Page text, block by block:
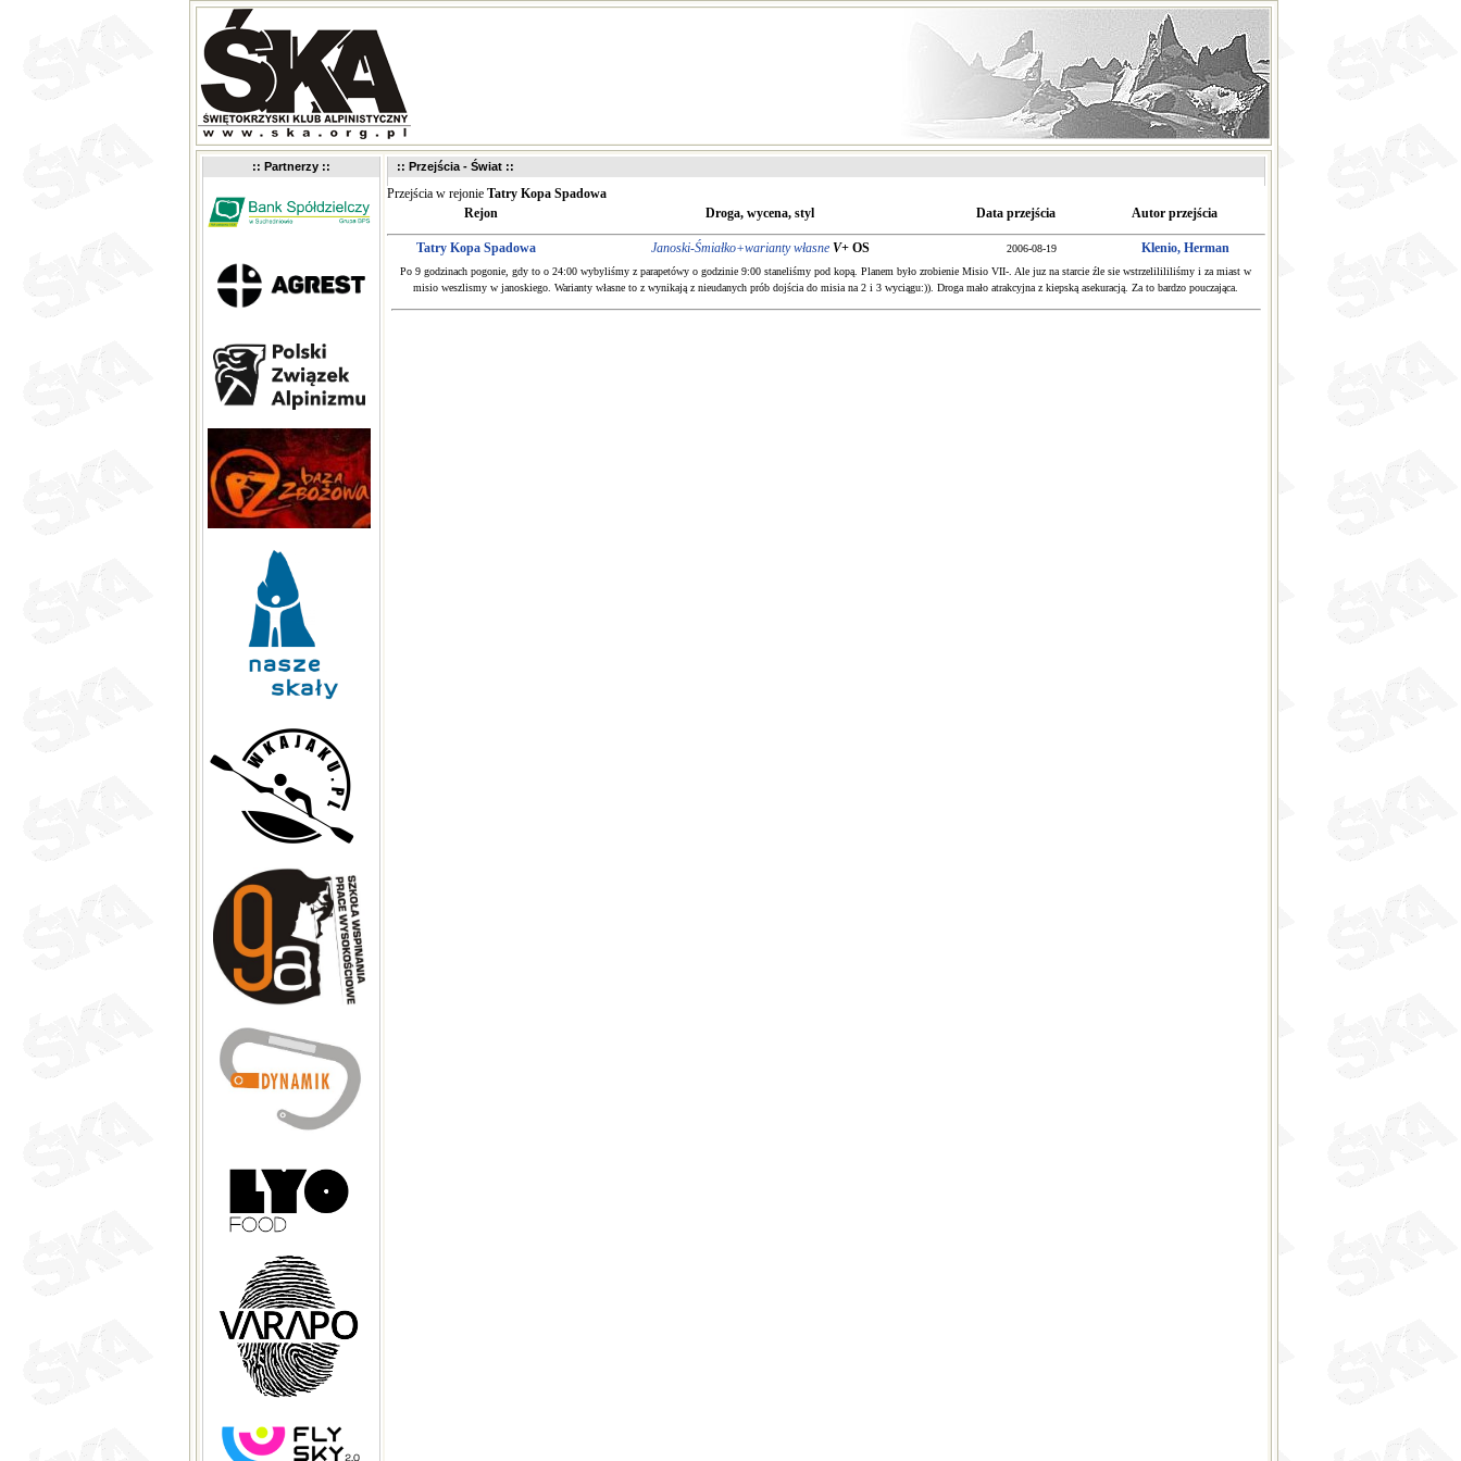
:: Partnerzy :: :: Przejścia - Świat ::
Przejścia w rejonie Tatry Kopa Spadowa
Rejon
Droga, wycena, styl Data przejścia Autor przejścia
Tatry Kopa Spadowa Janoski-Śmiałko+warianty własne V+ OS 2006-08-19 Klenio, Herman
Po 9 godzinach pogonie, gdy to o 24:00 wybyliśmy z parapetówy o godzinie 9:00 staneliśmy pod kopą. Planem było zrobienie Misio VII-. Ale juz na starcie źle sie wstrzelilililiśmy i za miast w
misio weszlismy w janoskiego. Warianty własne to z wynikają z nieudanych prób dojścia do misia na 2 i 3 wyciągu:)). Droga mało atrakcyjna z kiepską asekuracją. Za to bardzo pouczająca.